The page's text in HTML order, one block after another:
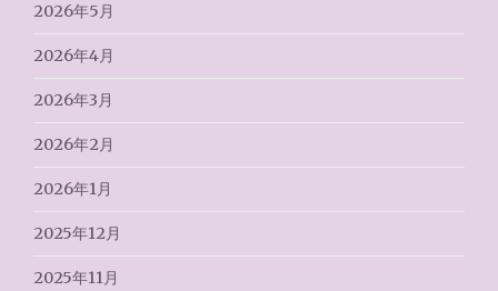
2026年5月
2026年4月
2026年3月
2026年2月
2026年1月
2025年12月
2025年11月